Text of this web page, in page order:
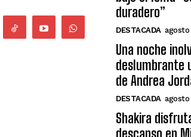
duradero”
DESTACADA agosto
Una noche
deslumbrante
de Andrea
DESTACADA agosto
Shakira